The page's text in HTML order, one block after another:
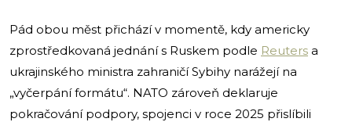
Pád obou měst přichází v momentě, kdy americky
zprostředkovaná jednání s Ruskem podle Reuters a
ukrajinského ministra zahraničí Sybihy narážejí na
„vyčerpání formátu“. NATO zároveň deklaruje
pokračování podpory, spojenci v roce 2025 přislíbili